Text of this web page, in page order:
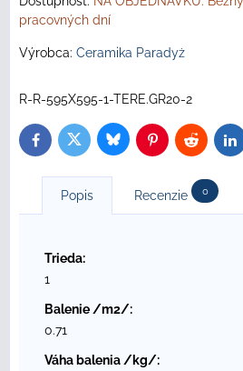
pracovných dní
Výrobca: Ceramika Paradyż
R-R-595X595-1-TERE.GR20-2
FacebookTwitterBlueskyPinterestReddit
Popis Recenzie 0
Trieda:
1
Balenie /m2/:
0.71
Váha balenia /kg/: